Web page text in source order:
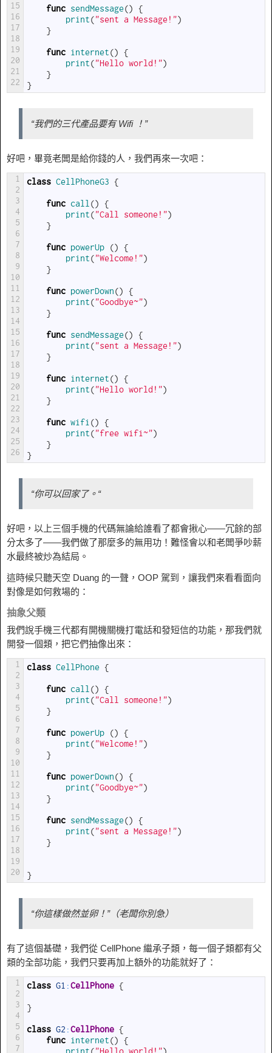
15
16
17
18
19
20
21
22
func sendMessage()
{
print("sent a Message!")
}
func internet()
{
print("Hello world!")
}
}
“我們的三代產品要有 Wifi ！”
好吧，畢竟老闆是給你錢的人，我們再來一次吧：
1
2
3
4
5
6
7
8
9
10
11
12
13
14
15
16
17
18
19
20
21
22
23
24
25
26
class CellPhoneG3 {
func call ()
{
print("Call someone!")
}
func powerUp ()
{
print("Welcome!")
}
func powerDown()
{
print("Goodbye~")
}
func sendMessage()
{
print("sent a Message!")
}
func internet()
{
print("Hello world!")
}
func wifi ()
{
print("free wifi~")
}
}
“你可以回家了。“
好吧，以上三個手機的代碼無論給誰看了都會揪心——冗餘的部
分太多了——我們做了那麼多的無用功！難怪會以和老闆爭吵薪
水最終被炒為結局。
這時候只聽天空 Duang 的一聲，OOP 駕到，讓我們來看看面向
對像是如何救場的：
抽象父類
我們說手機三代都有開機關機打電話和發短信的功能，那我們就
開發一個類，把它們抽像出來：
1
2
3
4
5
6
7
8
9
10
11
12
13
14
15
16
17
18
19
20
class CellPhone {
func call ()
{
print("Call someone!")
}
func powerUp ()
{
print("Welcome!")
}
func powerDown()
{
print("Goodbye~")
}
func sendMessage()
{
print("sent a Message!")
}
}
“你這樣做然並卵！”（老闆你別急）
有了這個基礎，我們從 CellPhone 繼承子類，每一個子類都有父
類的全部功能，我們只要再加上額外的功能就好了：
1
2
3
4
5
6
7
class G1 :CellPhone {
}
class G2 :CellPhone {
func internet()
{